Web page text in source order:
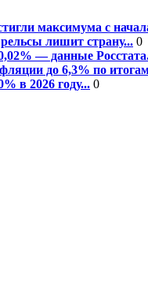
максимума с
лишит страну... 0
— данные
до 6,3% по
в 2026 году... 0